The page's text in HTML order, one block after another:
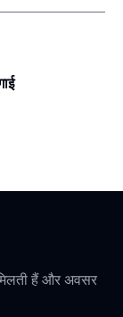
हैं और अवसर